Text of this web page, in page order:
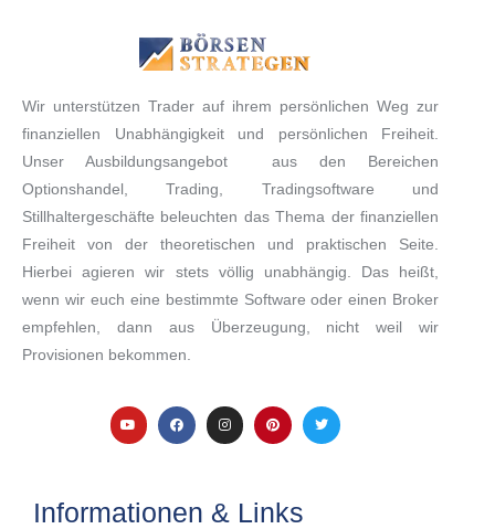
Wir unterstützen Trader auf ihrem persönlichen Weg zur
finanziellen Unabhängigkeit und persönlichen Freiheit.
Unser Ausbildungsangebot aus den Bereichen
Optionshandel, Trading, Tradingsoftware und
Stillhaltergeschäfte beleuchten das Thema der finanziellen
Freiheit von der theoretischen und praktischen Seite.
Hierbei agieren wir stets völlig unabhängig. Das heißt,
wenn wir euch eine bestimmte Software oder einen Broker
empfehlen, dann aus Überzeugung, nicht weil wir
Provisionen bekommen.
Informationen & Links